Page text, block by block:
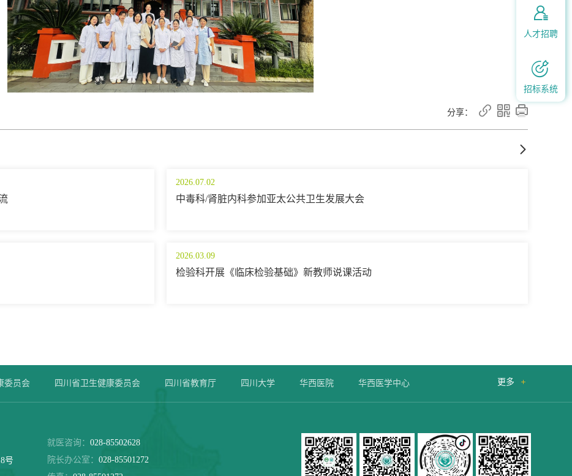
分享：   

2026.07.02
中毒科/肾脏内科参加亚太公共卫生发展大会
2026.03.09
检验科开展《临床检验基础》新教师说课活动
委员会 四川省卫生健康委员会 四川省教育厅 四川大学 华西医院 华西医学中心 更多 
号
就医咨询： 028-85502628
院长办公室： 028-85501272

人才招聘

招标系统